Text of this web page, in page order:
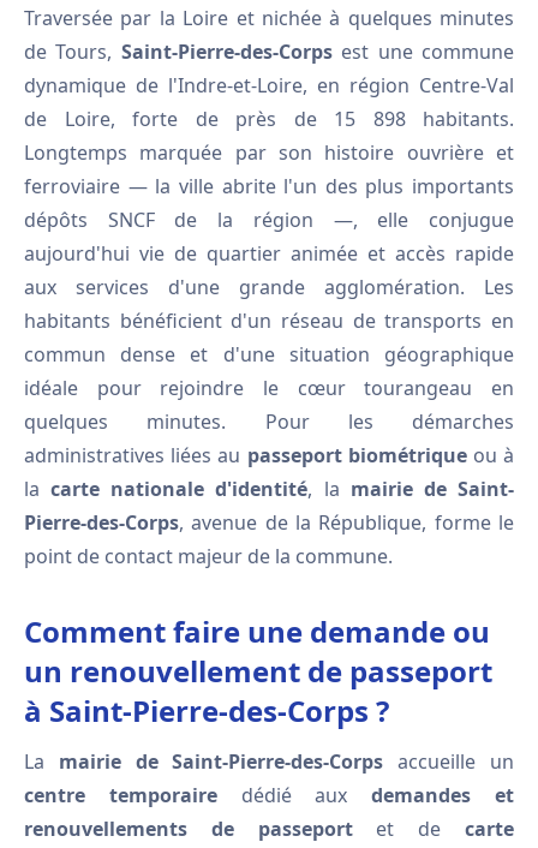
Traversée par la Loire et nichée à quelques minutes
de Tours, Saint-Pierre-des-Corpsest une commune
dynamique de l'Indre-et-Loire, en région Centre-Val
de Loire, forte de près de 15 898 habitants.
Longtemps marquée par son histoire ouvrière et
ferroviaire — la ville abrite l'un des plus importants
dépôts SNCF de la région —, elle conjugue
aujourd'hui vie de quartier animée et accès rapide
aux services d'une grande agglomération. Les
habitants bénéficient d'un réseau de transports en
commun dense et d'une situation géographique
idéale pour rejoindre le cœur tourangeau en
quelques minutes. Pour les démarches
administratives liées au passeport biométriqueou à
lacarte nationale d'identité, la mairie de Saint-
Pierre-des-Corps, avenue de la République, forme le
point de contact majeur de la commune.
Comment faire une demande ou
un renouvellement de passeport
à Saint-Pierre-des-Corps ?
La mairie de Saint-Pierre-des-Corps accueille un
centre temporairedédié auxdemandes et
renouvellements de passeportet decarte